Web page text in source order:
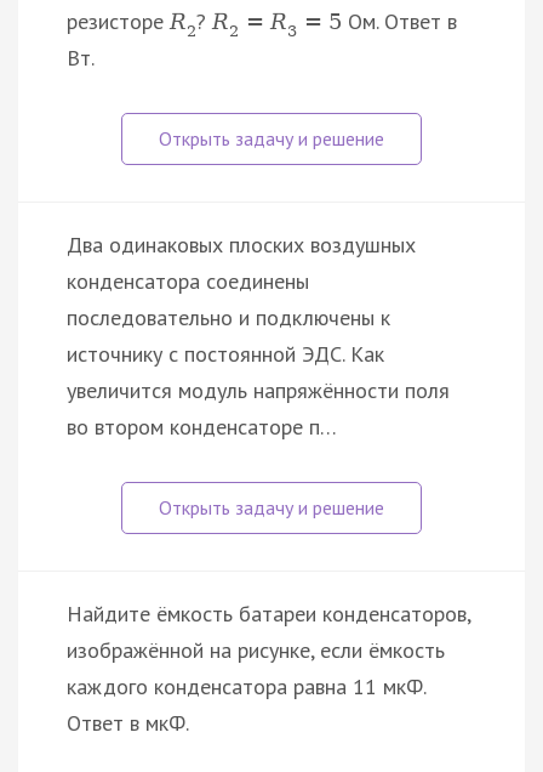
резисторе R2? R2 = R3 = 5 Ом. Ответ в
Вт.
Два одинаковых плоских воздушных
конденсатора соединены
последовательно и подключены к
источнику с постоянной ЭДС. Как
увеличится модуль напряжённости поля
во втором конденсаторе п…
Найдите ёмкость батареи конденсаторов,
изображённой на рисунке, если ёмкость
каждого конденсатора равна 11 мкФ.
Ответ в мкФ.